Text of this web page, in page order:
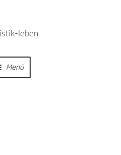
Menü